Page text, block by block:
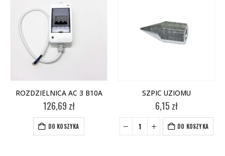
ROZDZIELNICA AC 3 B10A
126,69 zł
DO KOSZYKA
SZPIC UZIOMU
6,15 zł
DO KOSZYKA
-